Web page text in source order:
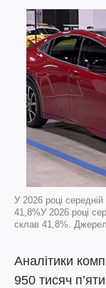
У 2026 році середній
41,8%У 2026 році
склав 41,8%.
Аналітики
950 тисяч